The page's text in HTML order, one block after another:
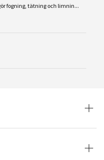
fogning, tätning och limnin...